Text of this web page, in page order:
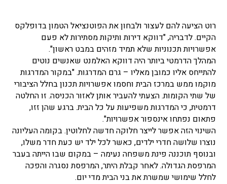
רוט הציעה להם לעצור ולבחון את הפוטנציאל הטמון בדופלקס
הקיים. לדבריה, "דווקא דירות ותיקות מסתירות לא פעם
אפשרויות תכנוניות שלא תמיד מזהים במבט ראשון".
המהלך הדרמטי ביותר היה דווקא האלמנט שאנשים נוטים
להתייחס אליו כמובן מאליו – גרם המדרגות. "במקור המדרגות
מוקמו ממש במרכז הבית וחסמו אפשרויות תכנון בחלל הציבורי
של שתי הקומות. הצעתי להעביר אותן לאזור הכניסה. זו החלטה
דרמטית, כי המדרגות משפיעות על כל הבית. ברגע שהן זזו,
פתאום נפתחו אינספור אפשרויות".
השינוי הזה אפשר לייצר חלוקה חדשה לחלוטין. בקומה העליונה
נוצרו שלושה חדרי ילדים, כאשר לכל ילד יש כעת חדר משלו,
ובנוסף תוכננה פינת משפחה נעימה – במקום שבו הייתה בעבר
המרפסת הגדולה. לאחר קבלת היתר, המרפסת נסגרה והפכה
לחלל שימושי שמשרת את בני הבית מדי יום.